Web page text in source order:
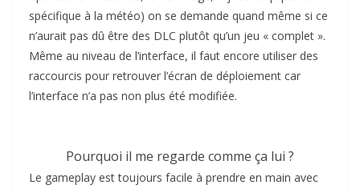
spécifique à la météo) on se demande quand même si ce
n’aurait pas dû être des DLC plutôt qu’un jeu « complet ».
Même au niveau de l’interface, il faut encore utiliser des
raccourcis pour retrouver l’écran de déploiement car
l’interface n’a pas non plus été modifiée.
Pourquoi il me regarde comme ça lui ?
Le gameplay est toujours facile à prendre en main avec